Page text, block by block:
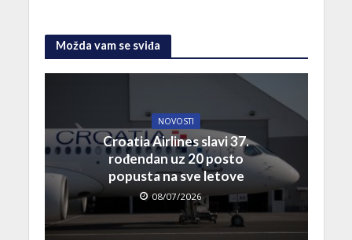
Možda vam se sviđa
NOVOSTI
Croatia Airlines slavi 37.
rođendan uz 20 posto
popusta na sve letove
08/07/2026